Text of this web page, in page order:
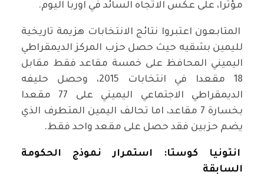
مؤثرا، على عكس الاتجاه السائد في اوربا اليوم.
المتابعون اعتبروا نتائج الانتخابات هزيمة تاريخية
لليمين بشقيه حيث حصل حزب المركز الديمقراطي
اليميني المحافظ على خمسة مقاعد فقط مقابل
18 مقعدا في انتخابات 2015، وحصل حليفه
الديمقراطي الاجتماعي اليميني على 77 مقعدا
بخسارة 7 مقاعد، اما تحالف اليمين المتطرف الذي
يضم حزبين فقد حصل على مقعد واحد فقط.
انتونيا كوستا: استمرار نموذج الحكومة
السابقة